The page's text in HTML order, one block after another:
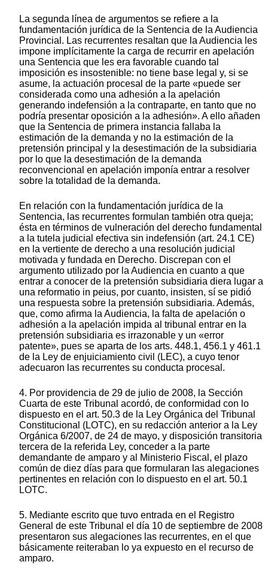
La segunda línea de argumentos se refiere a la
fundamentación jurídica de la Sentencia de la Audiencia
Provincial. Las recurrentes resaltan que la Audiencia les
impone implícitamente la carga de recurrir en apelación
una Sentencia que les era favorable cuando tal
imposición es insostenible: no tiene base legal y, si se
asume, la actuación procesal de la parte «puede ser
considerada como una adhesión a la apelación
generando indefensión a la contraparte, en tanto que no
podría presentar oposición a la adhesión». A ello añaden
que la Sentencia de primera instancia fallaba la
estimación de la demanda y no la estimación de la
pretensión principal y la desestimación de la subsidiaria
por lo que la desestimación de la demanda
reconvencional en apelación imponía entrar a resolver
sobre la totalidad de la demanda.
En relación con la fundamentación jurídica de la
Sentencia, las recurrentes formulan también otra queja;
ésta en términos de vulneración del derecho fundamental
a la tutela judicial efectiva sin indefensión (art. 24.1 CE)
en la vertiente de derecho a una resolución judicial
motivada y fundada en Derecho. Discrepan con el
argumento utilizado por la Audiencia en cuanto a que
entrar a conocer de la pretensión subsidiaria diera lugar a
una reformatio in peius, por cuanto, insisten, sí se pidió
una respuesta sobre la pretensión subsidiaria. Además,
que, como afirma la Audiencia, la falta de apelación o
adhesión a la apelación impida al tribunal entrar en la
pretensión subsidiaria es irrazonable y un «error
patente», pues se aparta de los arts. 448.1, 456.1 y 461.1
de la Ley de enjuiciamiento civil (LEC), a cuyo tenor
adecuaron las recurrentes su conducta procesal.
4. Por providencia de 29 de julio de 2008, la Sección
Cuarta de este Tribunal acordó, de conformidad con lo
dispuesto en el art. 50.3 de la Ley Orgánica del Tribunal
Constitucional (LOTC), en su redacción anterior a la Ley
Orgánica 6/2007, de 24 de mayo, y disposición transitoria
tercera de la referida Ley, conceder a la parte
demandante de amparo y al Ministerio Fiscal, el plazo
común de diez días para que formularan las alegaciones
pertinentes en relación con lo dispuesto en el art. 50.1
LOTC.
5. Mediante escrito que tuvo entrada en el Registro
General de este Tribunal el día 10 de septiembre de 2008
presentaron sus alegaciones las recurrentes, en el que
básicamente reiteraban lo ya expuesto en el recurso de
amparo.